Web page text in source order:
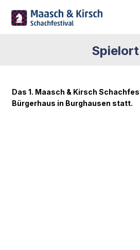
Spielort
Das 1. Maasch & Kirsch
Bürgerhaus in Burghausen statt.